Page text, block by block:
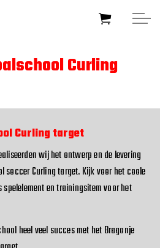
Curling
Curling target
wij het ontwerp en de levering
soccer Curling target. Kijk voor het coole
en trainingsitem voor het
heel veel succes met het Bragonje